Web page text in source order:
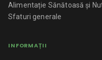
Alimentație Sănătoasă și
Sfaturi generale
INFORMAȚII